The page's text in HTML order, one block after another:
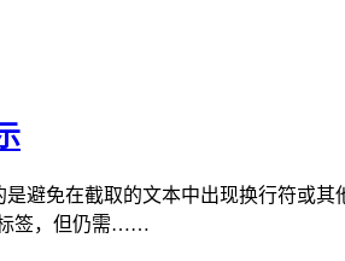
避免在截取的文本中出现换行符或
标签，但仍需……